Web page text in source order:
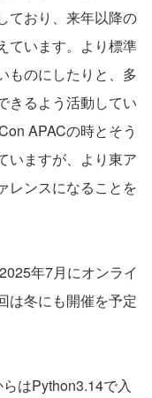
ており、来年以降の
ています。より標準
ものにしたりと、多
きるよう活動してい
APACの時とそう
いますが、より東ア
レンスになることを
年7月にオンライ
は冬にも開催を予定
はPython3.14で入